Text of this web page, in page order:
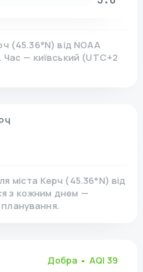
(45.36°N)від NOAA
— київський (UTC+2
міста Керч (45.36°N)від
з кожним днем —
Добра • AQI 39